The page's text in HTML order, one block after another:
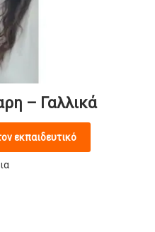
– Γαλλικά
εκπαιδευτικό